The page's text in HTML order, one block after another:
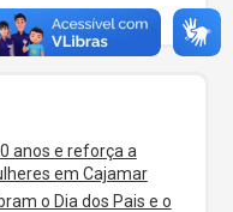
anos e reforça a
em Cajamar
o Dia dos Pais e o